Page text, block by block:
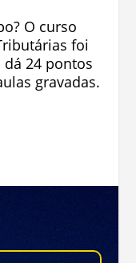
O curso
foi
24 pontos
gravadas.